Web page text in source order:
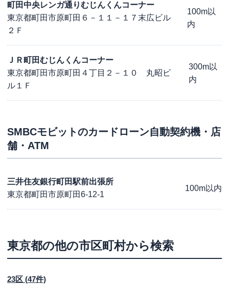
町田中央レンガ通りむじんくんコーナー
東京都町田市原町田６－１１－１７末広ビル
２Ｆ
100m以
内
ＪＲ町田むじんくんコーナー
東京都町田市原町田４丁目２－１０ 丸昭ビ
ル１Ｆ
300m以
内
SMBCモビットのカードローン自動契約機・店
舗・ATM
三井住友銀行町田駅前出張所
東京都町田市原町田6-12-1
100m以内
東京都の他の市区町村から検索
23区 (47件)